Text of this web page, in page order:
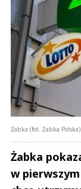
Żabka (fot. Żabka Polska)
Żabka
w